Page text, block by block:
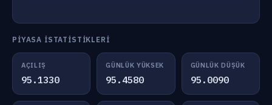
PIYASA İSTATISTIKLERI
AÇILIŞ
95.1330
GÜNLÜK YÜKSEK
95.4580
GÜNLÜK DÜŞÜK
95.0090